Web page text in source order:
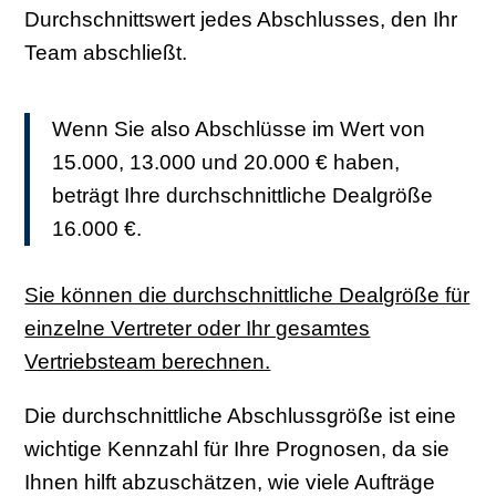
Durchschnittswert jedes Abschlusses, den Ihr
Team abschließt.
Wenn Sie also Abschlüsse im Wert von
15.000, 13.000 und 20.000 € haben,
beträgt Ihre durchschnittliche Dealgröße
16.000 €.
Sie können die durchschnittliche Dealgröße für
einzelne Vertreter oder Ihr gesamtes
Vertriebsteam berechnen.
Die durchschnittliche Abschlussgröße ist eine
wichtige Kennzahl für Ihre Prognosen, da sie
Ihnen hilft abzuschätzen, wie viele Aufträge